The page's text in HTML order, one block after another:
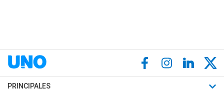
PRINCIPALES